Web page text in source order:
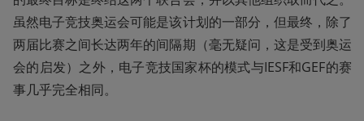
虽然电子竞技奥运会可能是该计划的一部分，但最终，除了
两届比赛之间长达两年的间隔期（毫无疑问，这是受到奥运
会的启发）之外，电子竞技国家杯的模式与IESF和GEF的赛
事几乎完全相同。